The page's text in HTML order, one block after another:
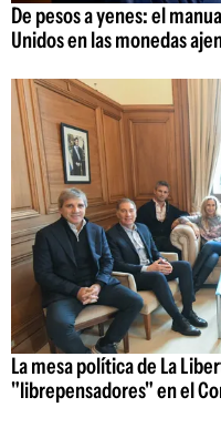
De pesos a yenes: el
Unidos en las monedas
La mesa política de La
"librepensadores" en el